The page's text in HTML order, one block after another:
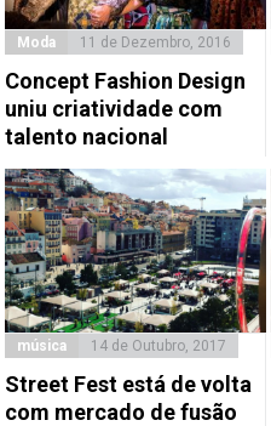
Moda 11 de Dezembro, 2016
Concept Fashion Design
uniu criatividade com
talento nacional
música 14 de Outubro, 2017
Street Fest está de volta
com mercado de fusão